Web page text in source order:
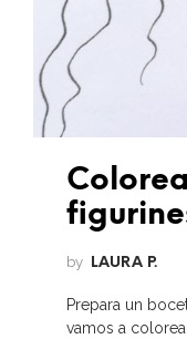
by LAURA P.
Prepara un
vamos a